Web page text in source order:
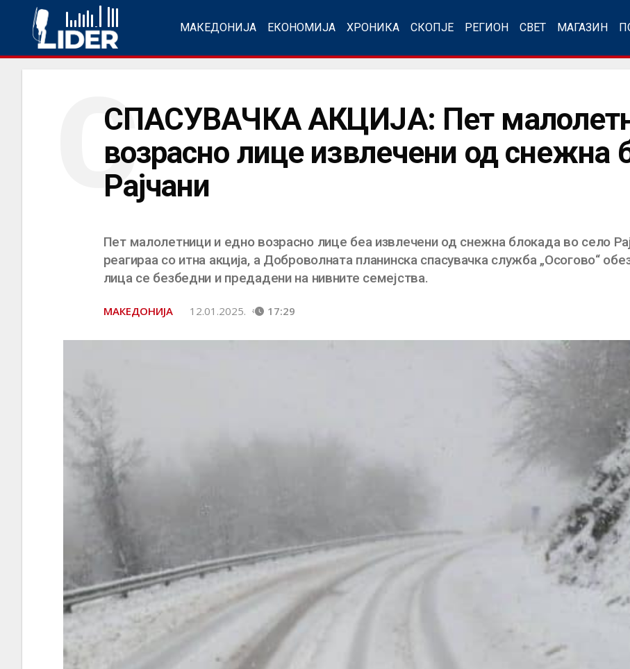
МАКЕДОНИЈА ЕКОНОМИЈА ХРОНИКА СКОПЈЕ РЕГИОН СВЕТ МАГАЗИН
СПАСУВАЧКА АКЦИЈА: Пет
возрасно лице извлечени од снежна
Рајчани
С
Пет малолетници и едно возрасно лице беа извлечени од снежна блокада во село
реагираа со итна акција, а Доброволната планинска спасувачка служба „Осогово“
лица се безбедни и предадени на нивните семејства.
МАКЕДОНИЈА 12.01.2025. 17:29